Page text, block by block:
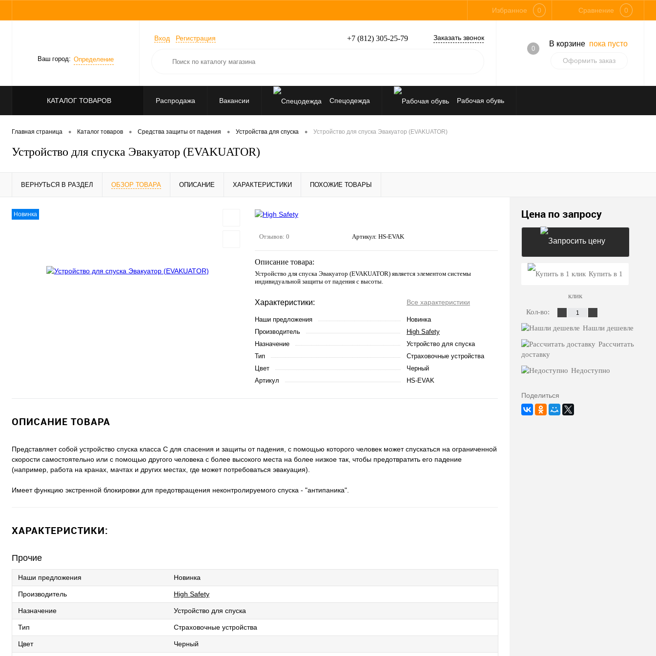
Избранное 0 Сравнение 0
Ваш город: Определение
Вход Регистрация +7 (812) 305-25-79 Заказать звонок
0
В корзине пока пусто
Оформить заказ
КАТАЛОГ ТОВАРОВ Распродажа Вакансии Спецодежда Рабочая обувь
Перчатки, рукавицы
Главная страница • Каталог товаров • Средства защиты от падения • Устройства для спуска • Устройство для спуска Эвакуатор (EVAKUATOR)
Устройство для спуска Эвакуатор (EVAKUATOR)
ВЕРНУТЬСЯ В РАЗДЕЛ ОБЗОР ТОВАРА ОПИСАНИЕ ХАРАКТЕРИСТИКИ ПОХОЖИЕ ТОВАРЫ
Новинка
Отзывов: 0 Артикул: HS-EVAK
Описание товара:
Устройство для спуска Эвакуатор (EVAKUATOR) является элементом системы
индивидуальной защиты от падения с высоты.
Характеристики: Все характеристики
Наши предложения
Новинка
Производитель
High Safety
Назначение
Устройство для спуска
Тип
Страховочные устройства
Цвет
Черный
Артикул
HS-EVAK
ОПИСАНИЕ ТОВАРА
Представляет собой устройство спуска класса С для спасения и защиты от падения, с помощью которого человек может спускаться на ограниченной
скорости самостоятельно или с помощью другого человека с более высокого места на более низкое так, чтобы предотвратить его падение
(например, работа на кранах, мачтах и других местах, где может потребоваться эвакуация).
Имеет функцию экстренной блокировки для предотвращения неконтролируемого спуска - "антипаника".
ХАРАКТЕРИСТИКИ:
Прочие
Наши предложения Новинка
Производитель High Safety
Назначение Устройство для спуска
Тип Страховочные устройства
Цвет Черный
Цена по запросу
Запросить ценуКупить в 1
клик
Кол-во:
Нашли дешевле
Рассчитать
доставку
Недоступно
Поделиться